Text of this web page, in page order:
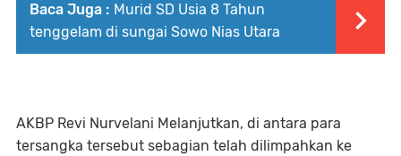
Baca Juga : Murid SD Usia 8 Tahun
tenggelam di sungai Sowo Nias Utara
AKBP Revi Nurvelani Melanjutkan, di antara para
tersangka tersebut sebagian telah dilimpahkan ke